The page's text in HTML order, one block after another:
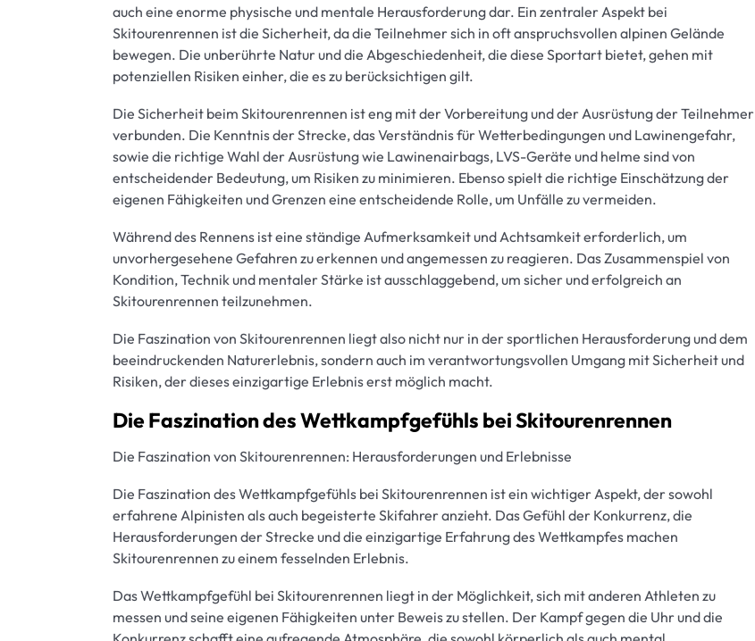
auch eine enorme physische und mentale Herausforderung dar. Ein zentraler Aspekt bei
Skitourenrennen ist die Sicherheit, da die Teilnehmer sich in oft anspruchsvollen alpinen Gelände
bewegen. Die unberührte Natur und die Abgeschiedenheit, die diese Sportart bietet, gehen mit
potenziellen Risiken einher, die es zu berücksichtigen gilt.
Die Sicherheit beim Skitourenrennen ist eng mit der Vorbereitung und der Ausrüstung der Teilnehmer
verbunden. Die Kenntnis der Strecke, das Verständnis für Wetterbedingungen und Lawinengefahr,
sowie die richtige Wahl der Ausrüstung wie Lawinenairbags, LVS-Geräte und helme sind von
entscheidender Bedeutung, um Risiken zu minimieren. Ebenso spielt die richtige Einschätzung der
eigenen Fähigkeiten und Grenzen eine entscheidende Rolle, um Unfälle zu vermeiden.
Während des Rennens ist eine ständige Aufmerksamkeit und Achtsamkeit erforderlich, um
unvorhergesehene Gefahren zu erkennen und angemessen zu reagieren. Das Zusammenspiel von
Kondition, Technik und mentaler Stärke ist ausschlaggebend, um sicher und erfolgreich an
Skitourenrennen teilzunehmen.
Die Faszination von Skitourenrennen liegt also nicht nur in der sportlichen Herausforderung und dem
beeindruckenden Naturerlebnis, sondern auch im verantwortungsvollen Umgang mit Sicherheit und
Risiken, der dieses einzigartige Erlebnis erst möglich macht.
Die Faszination des Wettkampfgefühls bei Skitourenrennen
Die Faszination von Skitourenrennen: Herausforderungen und Erlebnisse
Die Faszination des Wettkampfgefühls bei Skitourenrennen ist ein wichtiger Aspekt, der sowohl
erfahrene Alpinisten als auch begeisterte Skifahrer anzieht. Das Gefühl der Konkurrenz, die
Herausforderungen der Strecke und die einzigartige Erfahrung des Wettkampfes machen
Skitourenrennen zu einem fesselnden Erlebnis.
Das Wettkampfgefühl bei Skitourenrennen liegt in der Möglichkeit, sich mit anderen Athleten zu
messen und seine eigenen Fähigkeiten unter Beweis zu stellen. Der Kampf gegen die Uhr und die